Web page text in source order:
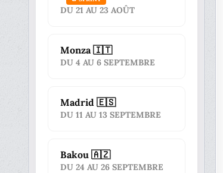
DU 21 AU 23 AOÛT
Monza 🇮🇹
DU 4 AU 6 SEPTEMBRE
Madrid 🇪🇸
DU 11 AU 13 SEPTEMBRE
Bakou 🇦🇿
DU 24 AU 26 SEPTEMBRE